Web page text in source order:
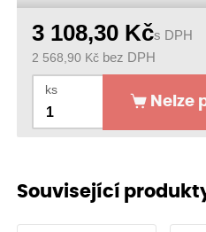
3 108,30 Kčs DPH
2 568,90 Kč bez DPH
ks
Nelze
Související